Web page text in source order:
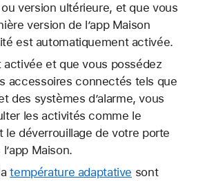
version ultérieure, et que vous
version de l’app Maison
est automatiquement activée.
activée et que vous possédez
accessoires connectés tels que
des systèmes d’alarme, vous
les activités comme le
le déverrouillage de votre porte
Maison.
température adaptative sont